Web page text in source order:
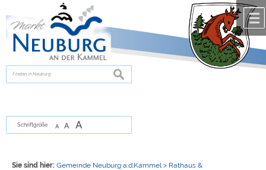
zur Navigationoder
springen.
suchen
Schriftgröße A A A
Sie sind hier: Gemeinde Neuburg a.d.Kammel > Rathaus &